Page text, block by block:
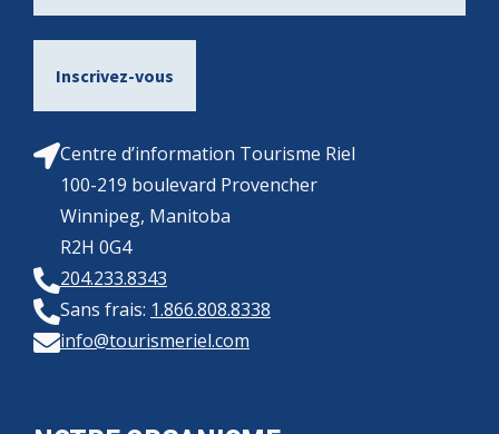
(Nécessaire)
Centre d’information Tourisme Riel
100-219 boulevard Provencher
Winnipeg, Manitoba
R2H 0G4
204.233.8343
Sans frais: 1.866.808.8338
info@tourismeriel.com